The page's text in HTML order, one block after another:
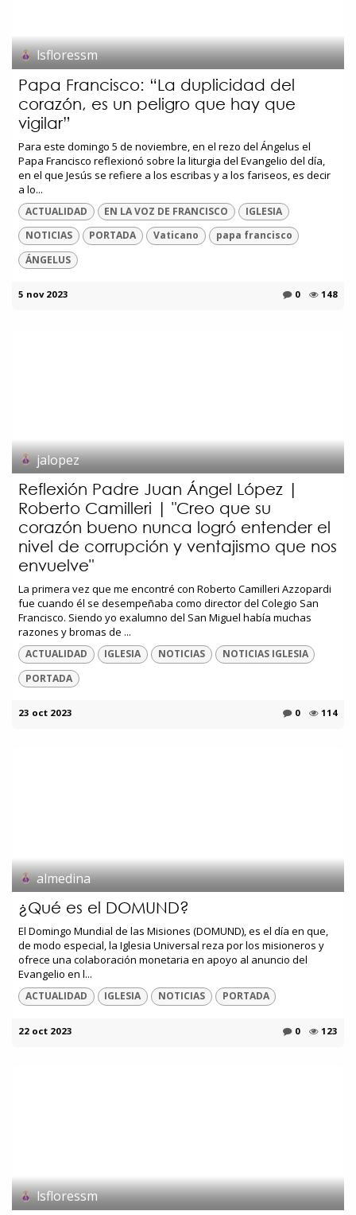
lsfloressm
Papa Francisco: “La duplicidad del
corazón, es un peligro que hay que
vigilar”
Para este domingo 5 de noviembre, en el rezo del Ángelus el
Papa Francisco reflexionó sobre la liturgia del Evangelio del día,
en el que Jesús se refiere a los escribas y a los fariseos, es decir
a lo...
ACTUALIDAD EN LA VOZ DE FRANCISCO
IGLESIA
NOTICIAS
PORTADA Vaticano
papa francisco
ÁNGELUS
5 nov 2023 0 148
jalopez
Reflexión Padre Juan Ángel López |
Roberto Camilleri | "Creo que su
corazón bueno nunca logró entender el
nivel de corrupción y ventajismo que nos
envuelve"
La primera vez que me encontré con Roberto Camilleri Azzopardi
fue cuando él se desempeñaba como director del Colegio San
Francisco. Siendo yo exalumno del San Miguel había muchas
razones y bromas de ...
ACTUALIDAD IGLESIA NOTICIAS
NOTICIAS IGLESIA
PORTADA
23 oct 2023 0 114
almedina
¿Qué es el DOMUND?
El Domingo Mundial de las Misiones (DOMUND), es el día en que,
de modo especial, la Iglesia Universal reza por los misioneros y
ofrece una colaboración monetaria en apoyo al anuncio del
Evangelio en l...
ACTUALIDAD IGLESIA NOTICIAS PORTADA
22 oct 2023 0 123
lsfloressm